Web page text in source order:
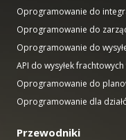
Oprogramowanie do
Oprogramowanie do
Oprogramowanie do
API do wysyłek
Oprogramowanie do
Oprogramowanie dla
Przewodniki